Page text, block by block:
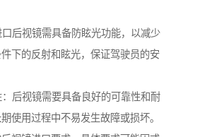
后视镜需具备防眩光功能，以减少
下的反射和眩光，保证驾驶员的安
后视镜需要具备良好的可靠性和耐
使用过程中不易发生故障或损坏。